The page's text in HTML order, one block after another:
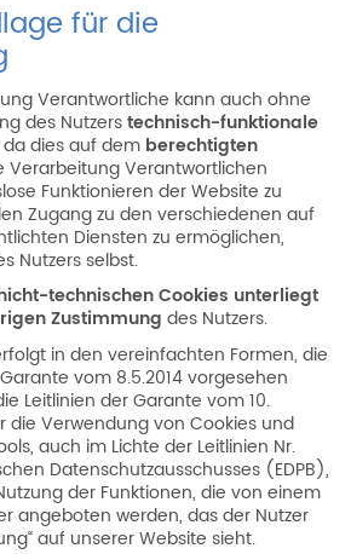
für die
Verantwortliche kann auch ohne
des Nutzerstechnisch-funktionale
da dies auf dem berechtigten
Verarbeitung Verantwortlichen
Funktionieren der Website zu
Zugang zu den verschiedenen auf
Diensten zu ermöglichen,
Nutzers selbst.
technischen Cookies unterliegt
Zustimmung des Nutzers.
in den vereinfachten Formen, die
vom 8.5.2014 vorgesehen
Leitlinien der Garante vom 10.
die Verwendung von Cookies und
auch im Lichte der Leitlinien Nr.
Datenschutzausschusses (EDPB),
der Funktionen, die von einem
angeboten werden, das der Nutzer
auf unserer Website sieht.